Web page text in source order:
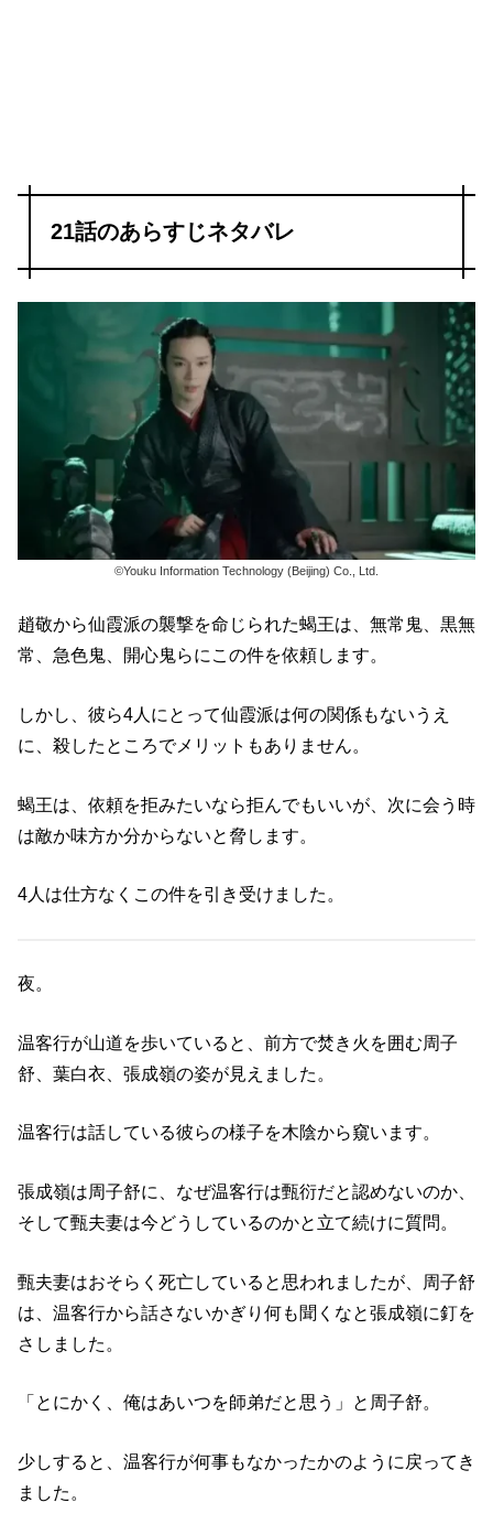
21話のあらすじネタバレ
©Youku Information Technology (Beijing) Co., Ltd.
趙敬から仙霞派の襲撃を命じられた蝎王は、無常鬼、黒無
常、急色鬼、開心鬼らにこの件を依頼します。
しかし、彼ら4人にとって仙霞派は何の関係もないうえ
に、殺したところでメリットもありません。
蝎王は、依頼を拒みたいなら拒んでもいいが、次に会う時
は敵か味方か分からないと脅します。
4人は仕方なくこの件を引き受けました。
夜。
温客行が山道を歩いていると、前方で焚き火を囲む周子
舒、葉白衣、張成嶺の姿が見えました。
温客行は話している彼らの様子を木陰から窺います。
張成嶺は周子舒に、なぜ温客行は甄衍だと認めないのか、
そして甄夫妻は今どうしているのかと立て続けに質問。
甄夫妻はおそらく死亡していると思われましたが、周子舒
は、温客行から話さないかぎり何も聞くなと張成嶺に釘を
さしました。
「とにかく、俺はあいつを師弟だと思う」と周子舒。
少しすると、温客行が何事もなかったかのように戻ってき
ました。